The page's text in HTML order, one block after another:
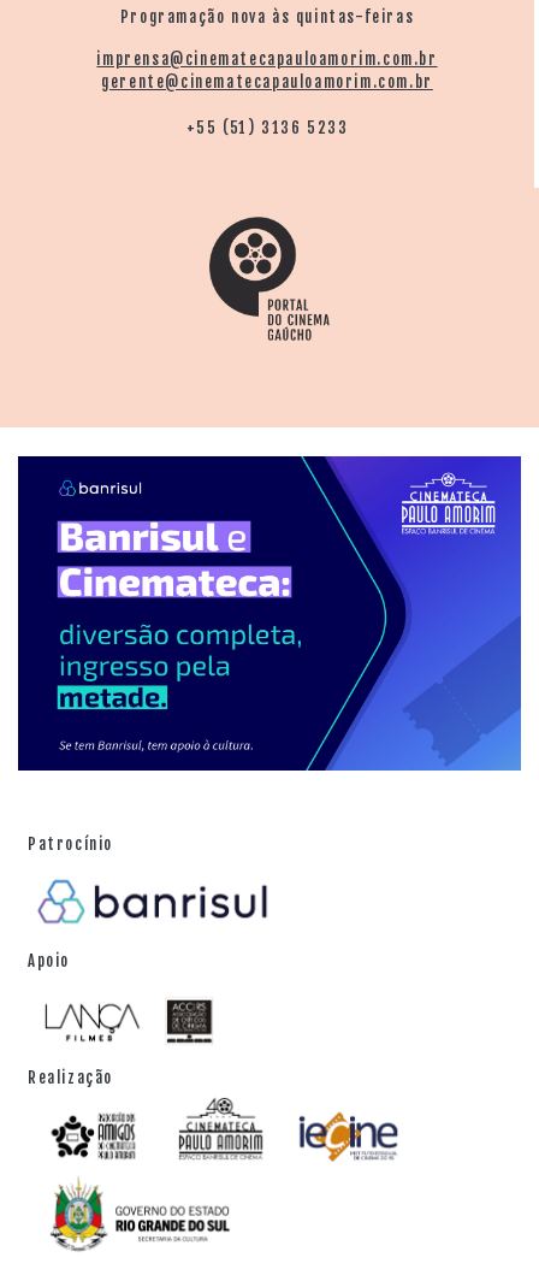
Programação nova às quintas-feiras
imprensa@cinematecapauloamorim.com.br
gerente@cinematecapauloamorim.com.br
+55 (51) 3136 5233
Patrocínio
Apoio
Realização